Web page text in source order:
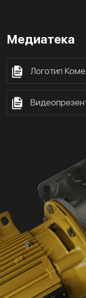
Медиатека
Логотип